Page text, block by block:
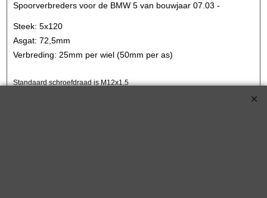
Spoorverbreders voor de BMW 5 van bouwjaar 07.03 -
Steek: 5x120
Asgat: 72,5mm
Verbreding: 25mm per wiel (50mm per as)
Standaard schroefdraad is M12x1,5
Klik hier